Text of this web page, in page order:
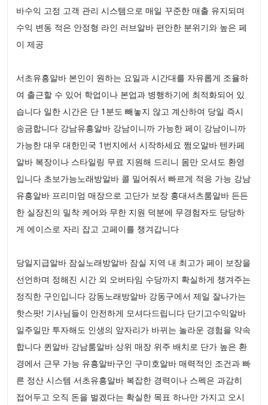
바수익 고정 고객 관리 시스템으로 매일 꾸준한 매출 유지되며
수익 변동 적은 안정형 라인 러브알바 편안한 분위기와 높은 페
이 제공
서초유흥알바 본인이 원하는 요일과 시간대를 자유롭게 조율하
여 출근할 수 있어 학업이나 본업과 병행하기에 최적화되어 있
습니다 일한 시간은 단 1분도 빼놓지 않고 계산하여 당일 즉시
송금합니다 강남유흥알바 강남이니까 가능한 페이 강남이니까
가능한 대우 대한민국 1번지에서 시작하세요 쩜오알바 텐카페
알바 복장이나 스타일링 무료 지원해 드리니 몸만 오셔도 환영
입니다 초보가능노래방알바 콜 밀어줘서 빠르게 적응 가능 강남
유흥알바 프리미엄 매장으로 고단가 보장 홍대셔츠룸알바 든든
한 실장진의 밀착 케어와 무한 지원 덕분에 무경험자도 당당하
게 에이스로 자리 잡고 고페이를 챙겨갑니다
당일지급알바 잠실노래방알바 잠실 지역 내 최고가 페이 보장을
선언하며 정해진 시간 외 오버타임 수당까지 확실하게 챙겨주는
정직한 구인입니다 강동노래방알바 강동구에서 제일 잘나가는
핫스팟! 기사님들이 안전하게 모셔다드립니다 단기고수익알바
일주일만 투자해도 인생의 앞자리가 바뀌는 놀라운 경험을 약속
합니다 퀸알바 강남룸알바 상위 매장 위주 배치로 단가 높은 환
경에서 근무 가능 유흥알바구인 구미호알바 매력적인 조건과 빠
른 정산 시스템 서초유흥알바 복잡한 경력이나 스펙은 과감히
접어두고 오직 돈을 벌겠다는 확실한 목표 하나만 가지고 오시